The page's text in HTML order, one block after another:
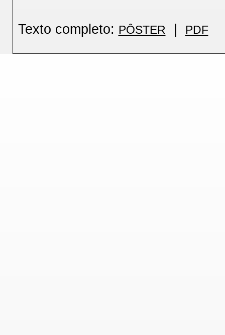
Texto completo: PÔSTER | PDF